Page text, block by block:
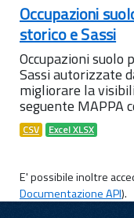
Occupazioni
storico e Sassi
Occupazioni suolo
Sassi autorizzate
migliorare la
seguente MAPPA
CSV Excel XLSX
E' possibile inoltre
Documentazione API).